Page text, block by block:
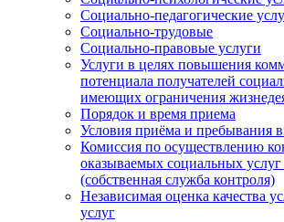
Социально-педагогические
Социально-трудовые
Социально-правовые услуги
Услуги в целях повышения
потенциала получателей
имеющих ограничения
Порядок и время приема
Условия приёма и пребывания
Комиссия по осуществлению
оказываемых социальных
(собственная служба контроля)
Независимая оценка качества
услуг